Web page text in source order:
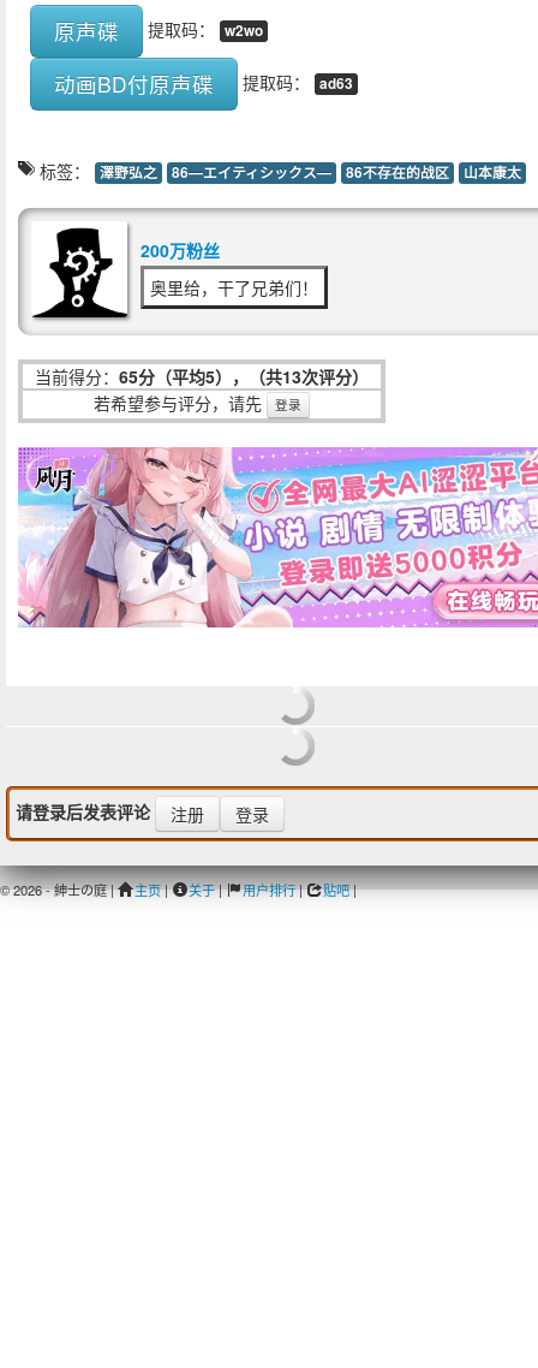
原声碟 提取码： w2wo
动画BD付原声碟 提取码： ad63
标签： 澤野弘之 86―エイティシックス― 86不存在的战区 山本康太
200万粉丝
奥里给，干了兄弟们！
当前得分： 65分（平均5），（共13次评分）
若希望参与评分，请先
登录
请登录后发表评论 注册 登录
© 2026 - 紳士の庭 | 主页| 关于| 用户排行| 贴吧|